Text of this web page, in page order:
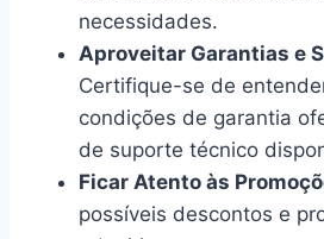
necessidades.
Aproveitar Garantias e
Certifique-se de
condições de garantia
de suporte técnico
Ficar Atento às
possíveis descontos e